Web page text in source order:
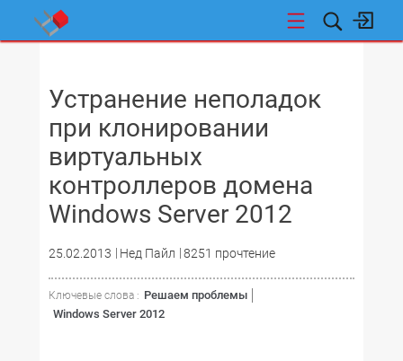
Устранение неполадок
при клонировании
виртуальных
контроллеров домена
Windows Server 2012
25.02.2013 Нед Пайл 8251 прочтение
Ключевые слова : Решаем проблемы
Windows Server 2012